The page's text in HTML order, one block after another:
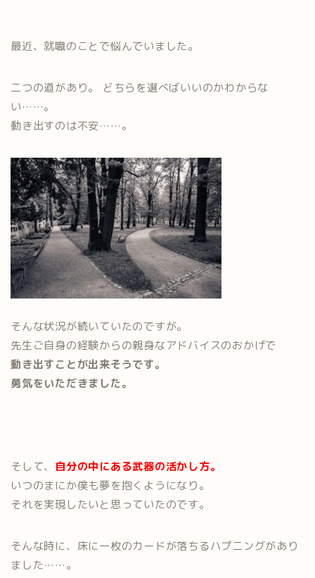
最近、就職のことで悩んでいました。
二つの道があり。 どちらを選べばいいのかわからな
い……。
動き出すのは不安……。
そんな状況が続いていたのですが。
先生ご自身の経験からの親身なアドバイスのおかげで
動き出すことが出来そうです。
勇気をいただきました。
そして、 自分の中にある武器の活かし方。
いつのまにか僕も夢を抱くようになり。
それを実現したいと思っていたのです。
そんな時に、床に一枚のカードが落ちるハプニングがあり
ました……。